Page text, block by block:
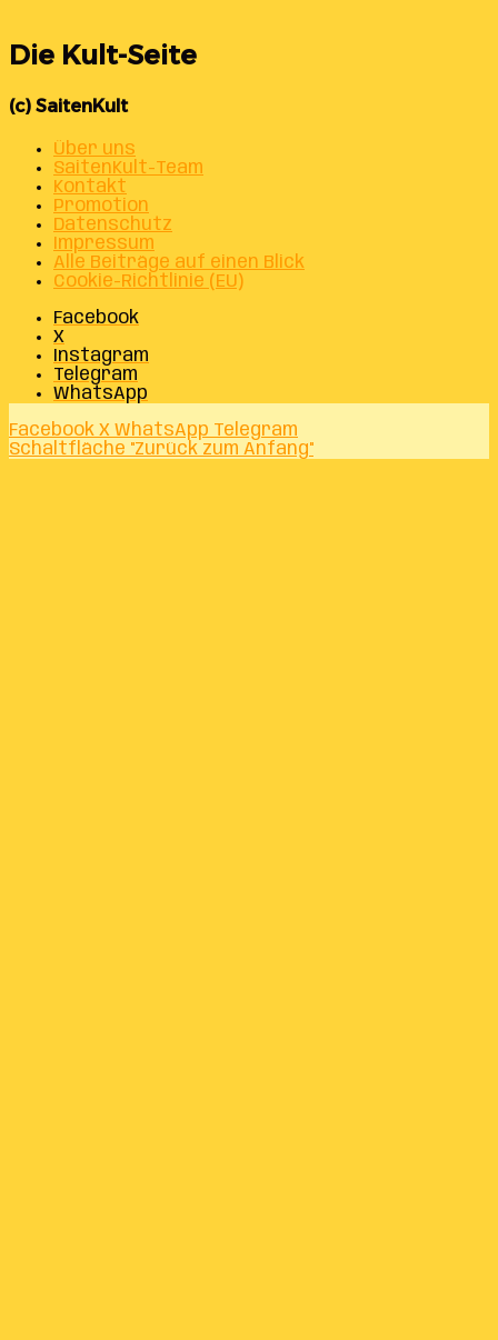
Die Kult-Seite
(c) SaitenKult
Über uns
SaitenKult-Team
Kontakt
Promotion
Datenschutz
Impressum
Alle Beiträge auf einen Blick
Cookie-Richtlinie (EU)
Facebook
X
Instagram
Telegram
WhatsApp
Facebook X WhatsApp Telegram
Schaltfläche "Zurück zum Anfang"